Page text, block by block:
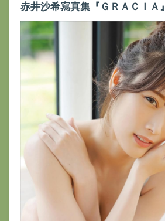
赤井沙希寫真集『ＧＲＡＣＩＡ』